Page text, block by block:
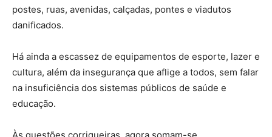
postes, ruas, avenidas, calçadas, pontes e viadutos
danificados.
Há ainda a escassez de equipamentos de esporte, lazer e
cultura, além da insegurança que aflige a todos, sem falar
na insuficiência dos sistemas públicos de saúde e
educação.
Às questões corriqueiras, agora somam-se